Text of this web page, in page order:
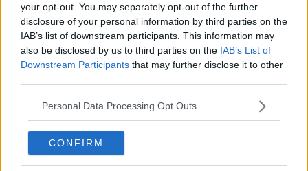
your opt-out. You may separately opt-out of the further
disclosure of your personal information by third parties on the
IAB’s list of downstream participants. This information may
also be disclosed by us to third parties on the IAB’s List of
Downstream Participants that may further disclose it to other
Personal Data Processing Opt Outs
CONFIRM